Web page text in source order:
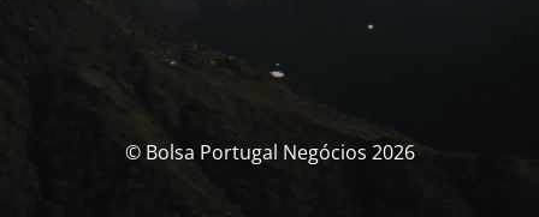
© Bolsa Portugal Negócios 2026